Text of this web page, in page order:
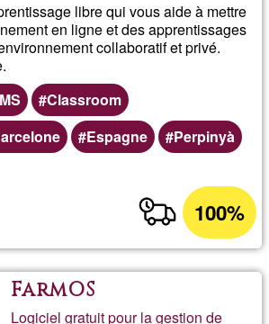
libre qui vous aide à mettre
en ligne et des apprentissages
collaboratif et privé.
Classroom
Espagne
Perpinyà
100%
FarmOS
Logiciel gratuit pour la gestion de